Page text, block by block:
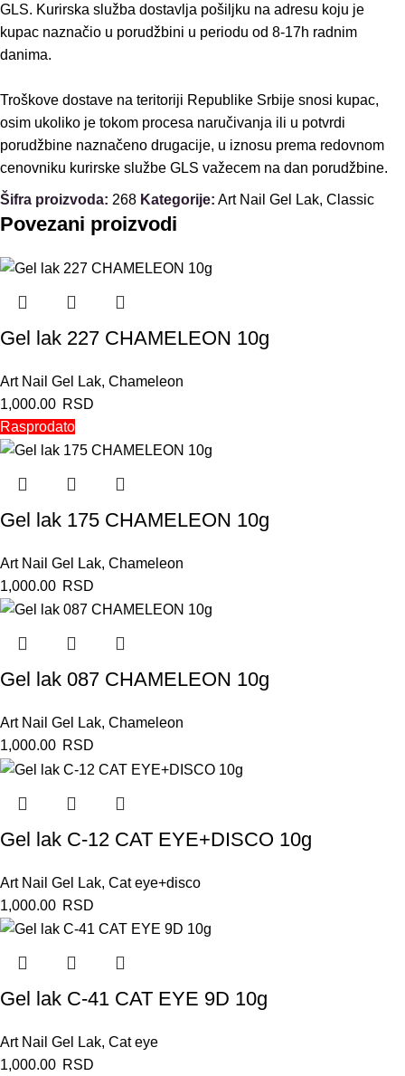
GLS. Kurirska služba dostavlja pošiljku na adresu koju je
kupac naznačio u porudžbini u periodu od 8-17h radnim
danima.
Troškove dostave na teritoriji Republike Srbije snosi kupac,
osim ukoliko je tokom procesa naručivanja ili u potvrdi
porudžbine naznačeno drugacije, u iznosu prema redovnom
cenovniku kurirske službe GLS važecem na dan porudžbine.
Šifra proizvoda: 268 Kategorije: Art Nail Gel Lak, Classic
Povezani proizvodi
Gel lak 227 CHAMELEON 10g
Art Nail Gel Lak, Chameleon
1,000.00 RSD
Rasprodato
Gel lak 175 CHAMELEON 10g
Art Nail Gel Lak, Chameleon
1,000.00 RSD
Gel lak 087 CHAMELEON 10g
Art Nail Gel Lak, Chameleon
1,000.00 RSD
Gel lak C-12 CAT EYE+DISCO 10g
Art Nail Gel Lak, Cat eye+disco
1,000.00 RSD
Gel lak C-41 CAT EYE 9D 10g
Art Nail Gel Lak, Cat eye
1,000.00 RSD